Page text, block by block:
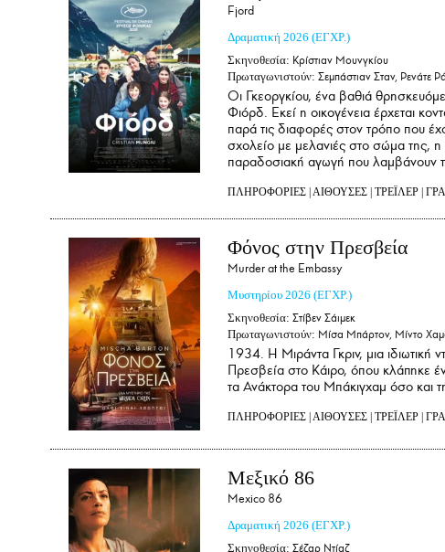
Fjord
Δραματική 2026 (ΕΓΧΡ.)
Σκηνοθεσία: Κρίστιαν Μουνγκίου
Πρωταγωνιστούν: Σεμπάστιαν Σταν, Ρενάτε
Οι Γκεοργκίου, ένα βαθιά
Φιόρδ. Εκεί η οικογένεια έρχεται
παρά τις διαφορές στον τρόπο που
σχολείο με μελανιές στο σώμα της, η
παραδοσιακή αγωγή που λαμβάνουν
ΠΛΗΡΟΦΟΡΙΕΣ ΑΙΘΟΥΣΕΣ ΤΡΕΪΛΕΡ
Φόνος στην Πρεσβεία
Murder at the Embassy
Μυστηρίου 2026 (ΕΓΧΡ.)
Σκηνοθεσία: Στίβεν Σάιμεκ
Πρωταγωνιστούν: Μίσα Μπάρτον, Μίντο
1934. Η Μιράντα Γκριν, μια ιδιωτική
Πρεσβεία στο Κάιρο, όπου κλάπηκε
τα Ανάκτορα του Μπάκιγχαμ όσο και
ΠΛΗΡΟΦΟΡΙΕΣ ΑΙΘΟΥΣΕΣ ΤΡΕΪΛΕΡ
Μεξικό 86
Mexico 86
Δραματική 2026 (ΕΓΧΡ.)
Σκηνοθεσία: Σέζαρ Ντίαζ